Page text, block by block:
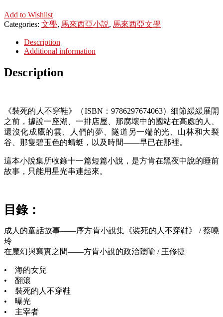
Add to Wishlist
Categories: 文學, 馬來西亞小説, 馬來西亞文學
Description
Additional information
Description
《裝死的人不穿鞋》（ISBN：9786297674063）細節緩緩展開
之前，據說一座湖、一排店屋、那腐壞中的國站在高處的人、
還沒化成鷹的雲、人們的夢、隧道另一端的光、山林和大裂
谷、那隻碧玉色的蜻蜓，以及時間——早已在那裡。
這本小說集所收錄十一篇短篇小說，是方肯在黑夜中說的睡前
故事，只能用星光串連起來。
目錄：
成人的童話故事——序方肯小說集《裝死的人不穿鞋》 / 蔡曉
玲
在魔幻與寫實之間——方肯小說的政治隱喻 / 王修捷
• 海的女兒
• 翻滾
• 裝死的人不穿鞋
• 曝光
• 主宰者